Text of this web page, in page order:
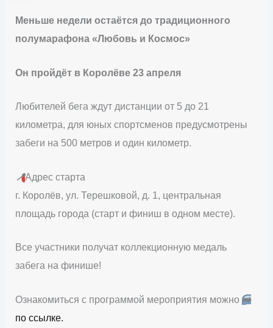
Меньше недели остаётся до традиционного
полумарафона «Любовь и Космос»
Он пройдёт в Королёве 23 апреля
Любителей бега ждут дистанции от 5 до 21
километра, для юных спортсменов предусмотрены
забеги на 500 метров и один километр.
📍Адрес старта
г. Королёв, ул. Терешковой, д. 1, центральная
площадь города (старт и финиш в одном месте).
Все участники получат коллекционную медаль
забега на финише!
Ознакомиться с программой мероприятия можно ➡️
по ссылке.